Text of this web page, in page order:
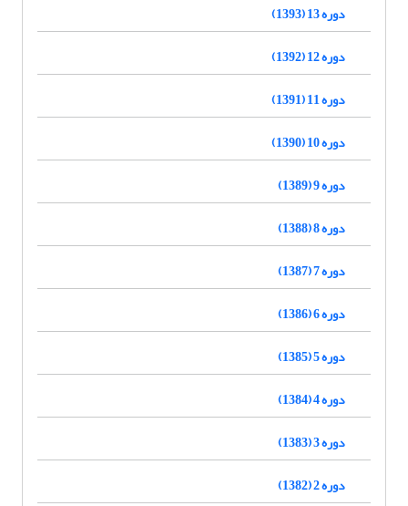
دوره 13 (1393)
دوره 12 (1392)
دوره 11 (1391)
دوره 10 (1390)
دوره 9 (1389)
دوره 8 (1388)
دوره 7 (1387)
دوره 6 (1386)
دوره 5 (1385)
دوره 4 (1384)
دوره 3 (1383)
دوره 2 (1382)